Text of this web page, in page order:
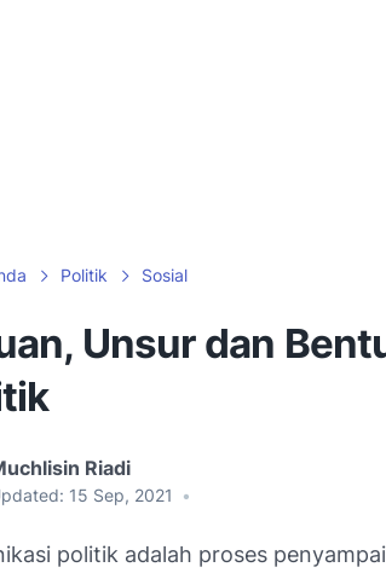
Politik Sosial
Unsur dan
Riadi
15 Sep, 2021 •
politik adalah proses